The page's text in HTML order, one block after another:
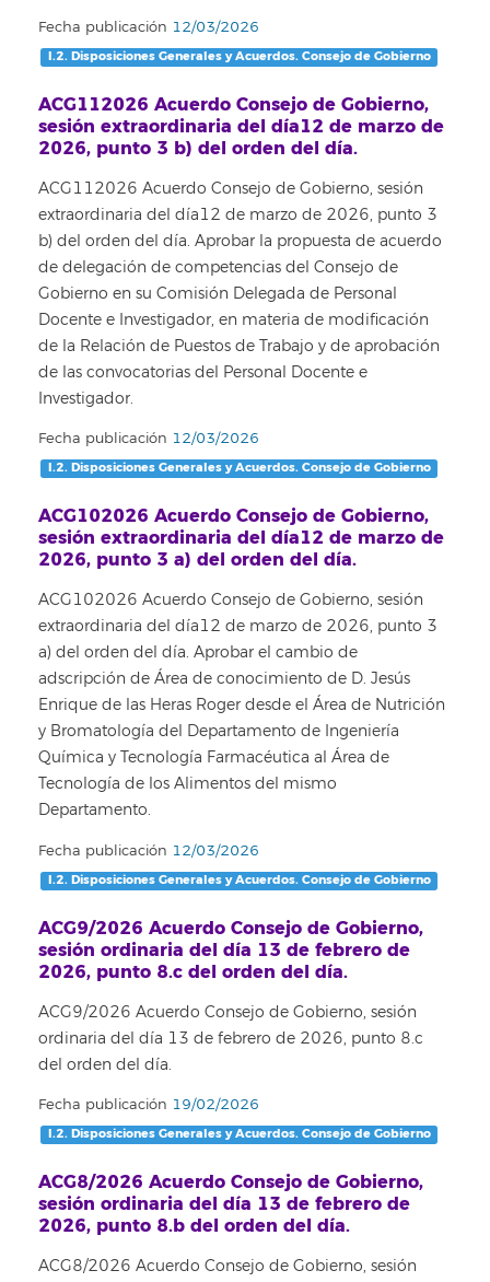
Fecha publicación 12/03/2026
I.2. Disposiciones Generales y Acuerdos. Consejo de Gobierno
ACG112026 Acuerdo Consejo de Gobierno,
sesión extraordinaria del día12 de marzo de
2026, punto 3 b) del orden del día.
ACG112026 Acuerdo Consejo de Gobierno, sesión
extraordinaria del día12 de marzo de 2026, punto 3
b) del orden del día. Aprobar la propuesta de acuerdo
de delegación de competencias del Consejo de
Gobierno en su Comisión Delegada de Personal
Docente e Investigador, en materia de modificación
de la Relación de Puestos de Trabajo y de aprobación
de las convocatorias del Personal Docente e
Investigador.
Fecha publicación 12/03/2026
I.2. Disposiciones Generales y Acuerdos. Consejo de Gobierno
ACG102026 Acuerdo Consejo de Gobierno,
sesión extraordinaria del día12 de marzo de
2026, punto 3 a) del orden del día.
ACG102026 Acuerdo Consejo de Gobierno, sesión
extraordinaria del día12 de marzo de 2026, punto 3
a) del orden del día. Aprobar el cambio de
adscripción de Área de conocimiento de D. Jesús
Enrique de las Heras Roger desde el Área de Nutrición
y Bromatología del Departamento de Ingeniería
Química y Tecnología Farmacéutica al Área de
Tecnología de los Alimentos del mismo
Departamento.
Fecha publicación 12/03/2026
I.2. Disposiciones Generales y Acuerdos. Consejo de Gobierno
ACG9/2026 Acuerdo Consejo de Gobierno,
sesión ordinaria del día 13 de febrero de
2026, punto 8.c del orden del día.
ACG9/2026 Acuerdo Consejo de Gobierno, sesión
ordinaria del día 13 de febrero de 2026, punto 8.c
del orden del día.
Fecha publicación 19/02/2026
I.2. Disposiciones Generales y Acuerdos. Consejo de Gobierno
ACG8/2026 Acuerdo Consejo de Gobierno,
sesión ordinaria del día 13 de febrero de
2026, punto 8.b del orden del día.
ACG8/2026 Acuerdo Consejo de Gobierno, sesión